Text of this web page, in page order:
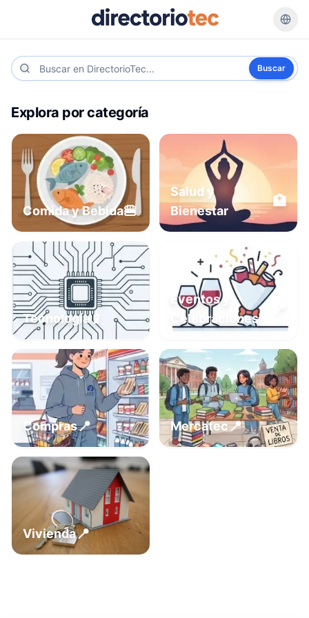
Buscar
Explora por categoría
Comida y Bebida🍔
Salud y
Bienestar
🏥
Tecnología📱
Eventos y
Celebraciones
Compras📍 Mercatec📍
Vivienda📍